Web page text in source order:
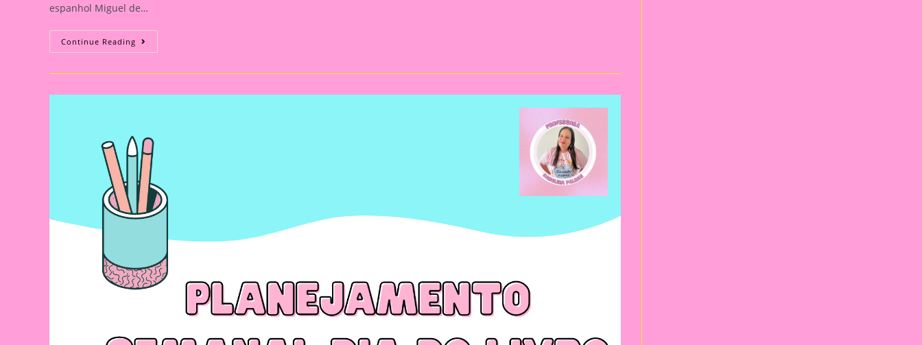
espanhol Miguel de…
Continue Reading Atividade
Dia
Livro